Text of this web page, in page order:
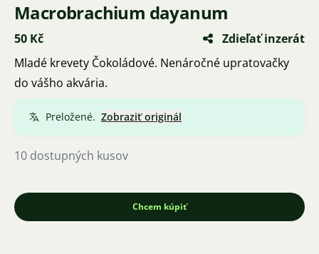
Macrobrachium dayanum
50 Kč
Zdieľať inzerát
Mladé krevety Čokoládové. Nenáročné upratovačky
do vášho akvária.
Preložené. Zobraziť originál
10 dostupných kusov
Chcem kúpiť